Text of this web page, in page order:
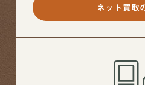
ネット買取